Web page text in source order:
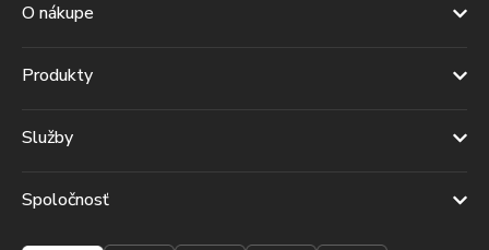
O nákupe
Produkty
Služby
Spoločnosť